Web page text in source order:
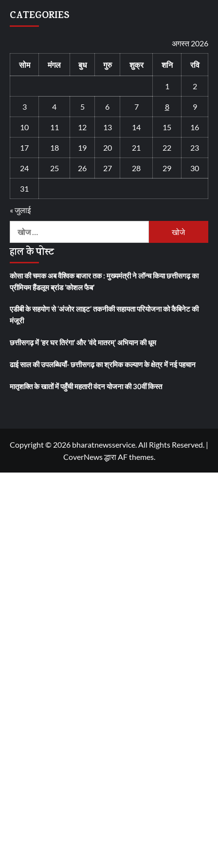
CATEGORIES
अगस्त 2026
सोम मंगल बुध गुरु शुक्र शनि रवि
1 2
3 4 5 6 7 8 9
10 11 12 13 14 15 16
17 18 19 20 21 22 23
24 25 26 27 28 29 30
31
« जुलाई
निम्न
खोजें:
हाल के पोस्ट
कोसा की चमक अब वैश्विक बाजार तक : मुख्यमंत्री ने लॉन्च किया छत्तीसगढ़ का
प्रीमियम हैंडलूम ब्रांड ‘कोशल फैब’
एडीबी के सहयोग से ‘अंजोर लाइट’ तकनीकी सहायता परियोजना को कैबिनेट की
मंजूरी
छत्तीसगढ़ में ‘हर घर तिरंगा’ और ‘वंदे मातरम्’ अभियान की धूम
ढाई साल की उपलब्धियाँ- छत्तीसगढ़ का श्रमिक कल्याण के क्षेत्र में नई पहचान
मातृशक्ति के खातों में पहुँची महतारी वंदन योजना की 30वीं किस्त
Copyright © 2026 bharatnewsservice. All Rights Reserved. |
CoverNewsद्धारा AF themes.